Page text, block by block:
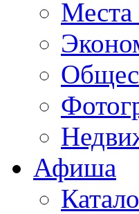
Места
Афиша